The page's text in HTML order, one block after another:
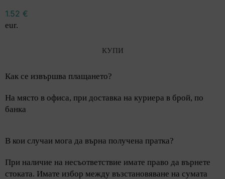
1.52 €
eur.
КУПИ
Как се извършва плащането?
На място в офиса, при доставка на куриера в брой, по
банка
В кои случаи мога да върна получена пратка?
При наличие на несъответствие имате право да върнете
стоката. Имате избор между възстановяване на сумата